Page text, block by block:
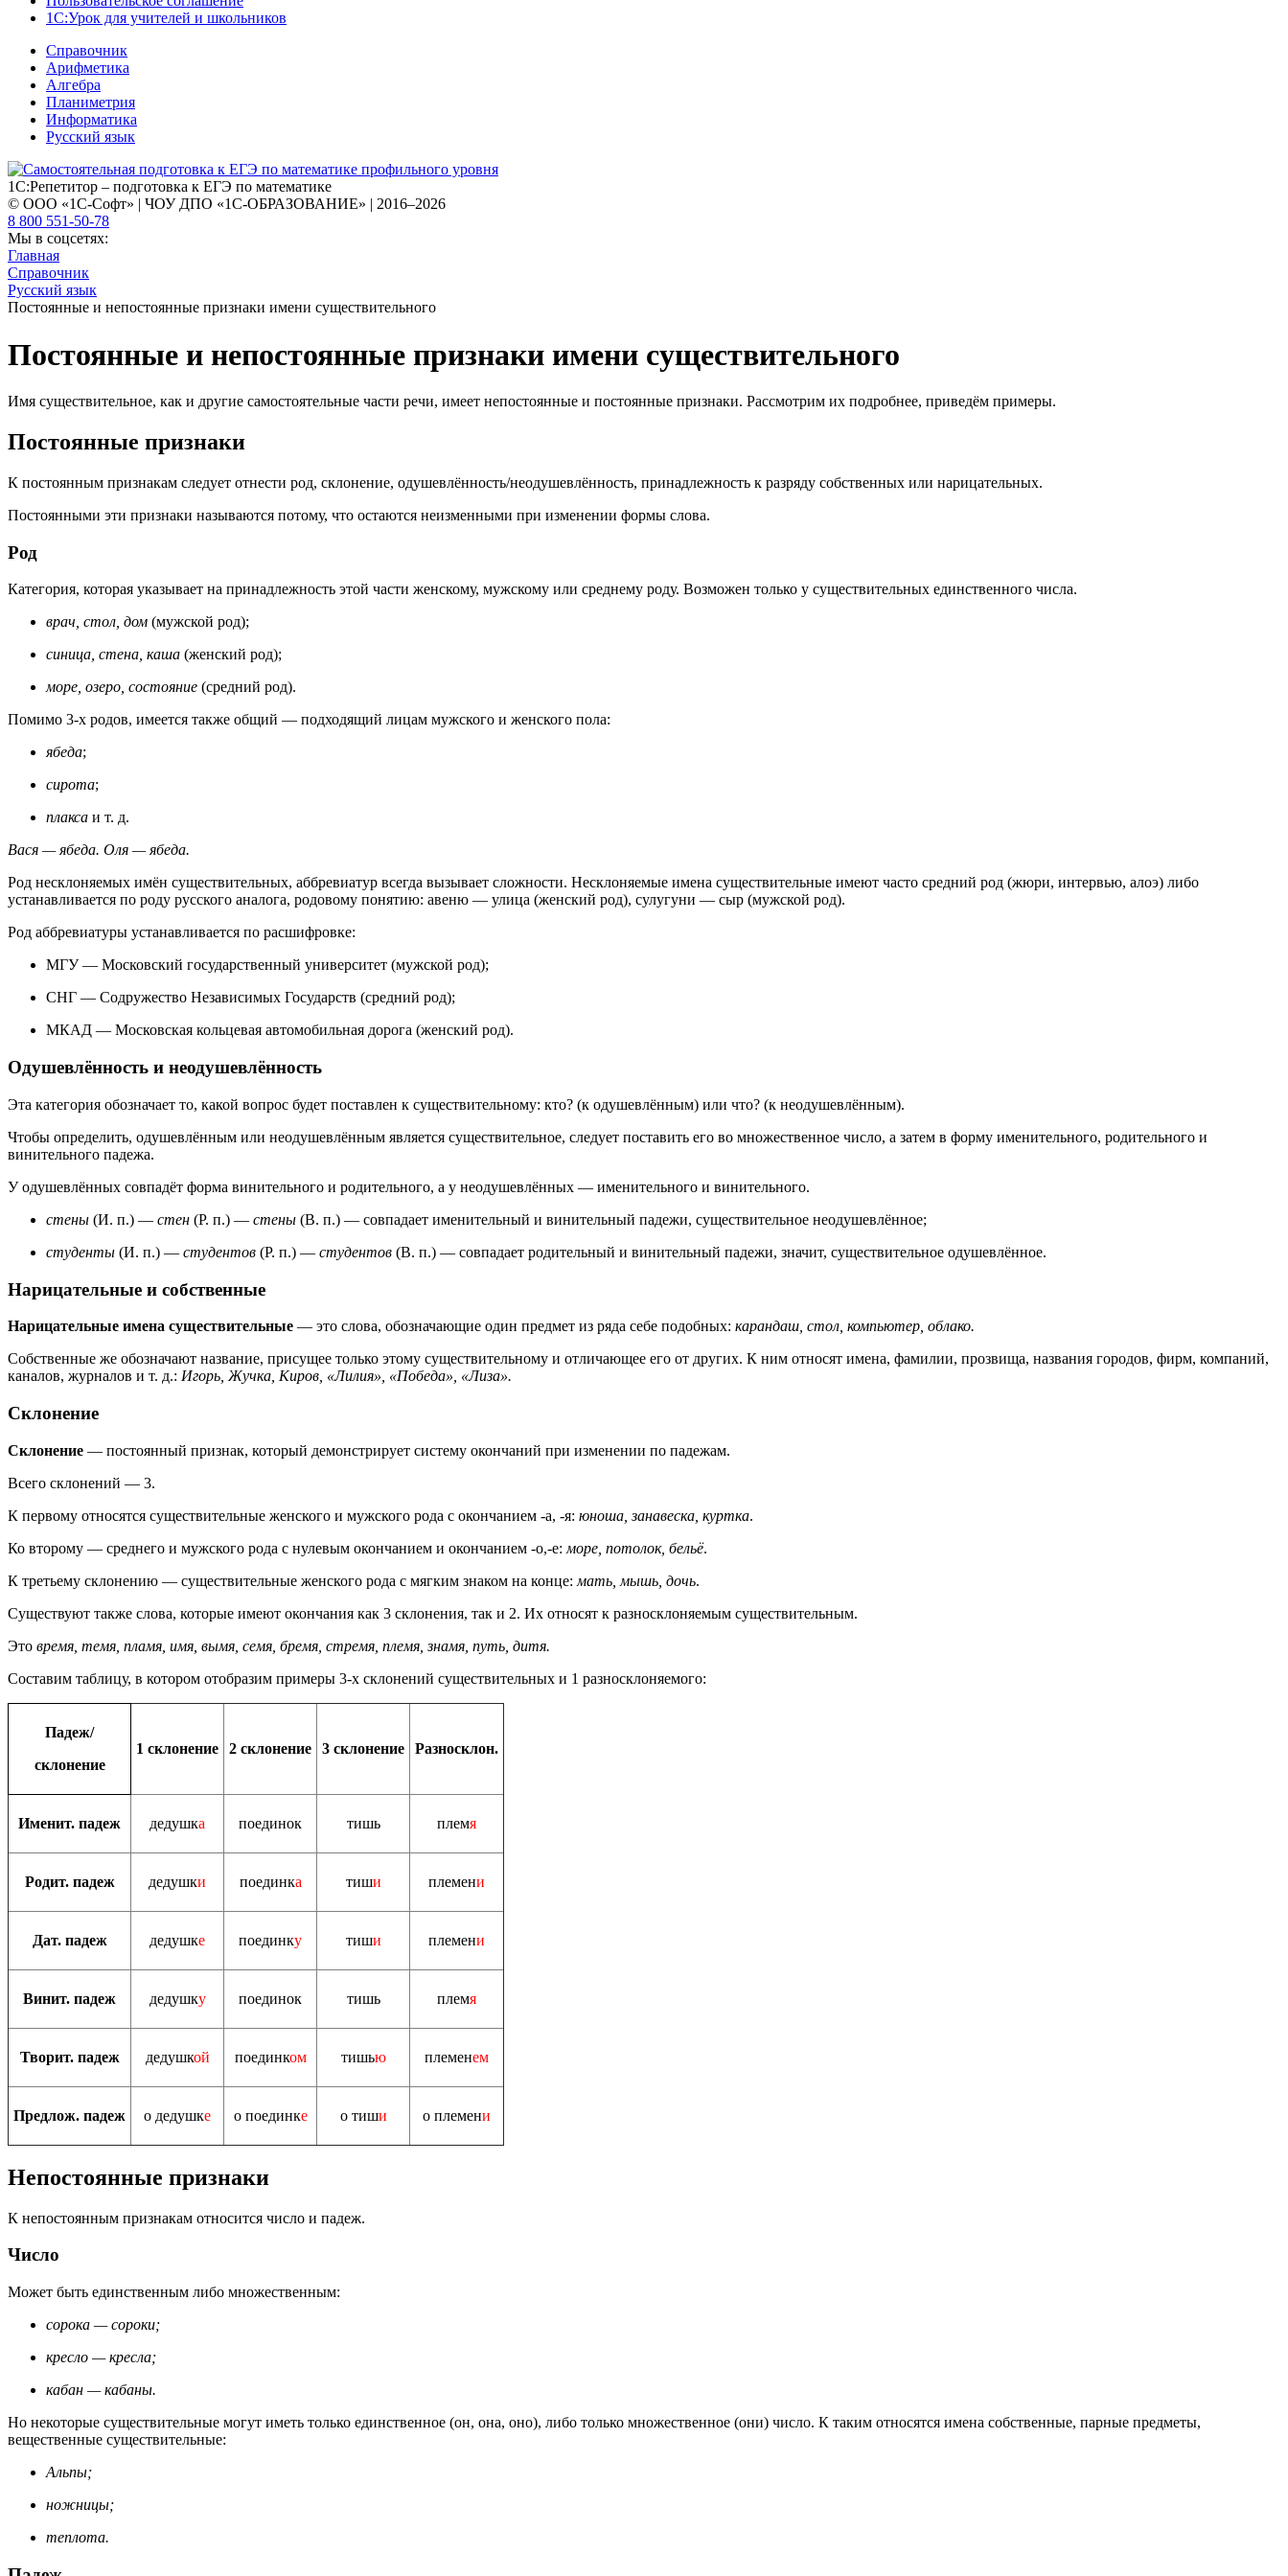
1С:Урок для учителей и школьников
Справочник
Арифметика
Алгебра
Планиметрия
Информатика
Русский язык
1С:Репетитор – подготовка к ЕГЭ по математике
© ООО «1С-Софт» | ЧОУ ДПО «1С-ОБРАЗОВАНИЕ» | 2016–2026
8 800 551-50-78
Мы в соцсетях:
Главная
Справочник
Русский язык
Постоянные и непостоянные признаки имени существительного
Постоянные и непостоянные признаки имени существительного
Имя существительное, как и другие самостоятельные части речи, имеет непостоянные и постоянные признаки. Рассмотрим их подробнее, приведём примеры.
Постоянные признаки
К постоянным признакам следует отнести род, склонение, одушевлённость/неодушевлённость, принадлежность к разряду собственных или нарицательных.
Постоянными эти признаки называются потому, что остаются неизменными при изменении формы слова.
Род
Категория, которая указывает на принадлежность этой части женскому, мужскому или среднему роду. Возможен только у существительных единственного числа.
врач, стол, дом (мужской род);
синица, стена, каша (женский род);
море, озеро, состояние (средний род).
Помимо 3-х родов, имеется также общий — подходящий лицам мужского и женского пола:
ябеда;
сирота;
плакса и т. д.
Вася — ябеда. Оля — ябеда.
Род несклоняемых имён существительных, аббревиатур всегда вызывает сложности. Несклоняемые имена существительные имеют часто средний род (жюри, интервью, алоэ) либо
устанавливается по роду русского аналога, родовому понятию: авеню — улица (женский род), сулугуни — сыр (мужской род).
Род аббревиатуры устанавливается по расшифровке:
МГУ — Московский государственный университет (мужской род);
СНГ — Содружество Независимых Государств (средний род);
МКАД — Московская кольцевая автомобильная дорога (женский род).
Одушевлённость и неодушевлённость
Эта категория обозначает то, какой вопрос будет поставлен к существительному: кто? (к одушевлённым) или что? (к неодушевлённым).
Чтобы определить, одушевлённым или неодушевлённым является существительное, следует поставить его во множественное число, а затем в форму именительного, родительного и
винительного падежа.
У одушевлённых совпадёт форма винительного и родительного, а у неодушевлённых — именительного и винительного.
стены (И. п.) — стен (Р. п.) — стены (В. п.) — совпадает именительный и винительный падежи, существительное неодушевлённое;
студенты (И. п.) — студентов (Р. п.) — студентов (В. п.) — совпадает родительный и винительный падежи, значит, существительное одушевлённое.
Нарицательные и собственные
Нарицательные имена существительные — это слова, обозначающие один предмет из ряда себе подобных: карандаш, стол, компьютер, облако.
Собственные же обозначают название, присущее только этому существительному и отличающее его от других. К ним относят имена, фамилии, прозвища, названия городов, фирм, компаний,
каналов, журналов и т. д.: Игорь, Жучка, Киров, «Лилия», «Победа», «Лиза».
Склонение
Склонение — постоянный признак, который демонстрирует систему окончаний при изменении по падежам.
Всего склонений — 3.
К первому относятся существительные женского и мужского рода с окончанием -а, -я: юноша, занавеска, куртка.
Ко второму — среднего и мужского рода с нулевым окончанием и окончанием -о,-е: море, потолок, бельё.
К третьему склонению — существительные женского рода с мягким знаком на конце: мать, мышь, дочь.
Существуют также слова, которые имеют окончания как 3 склонения, так и 2. Их относят к разносклоняемым существительным.
Это время, темя, пламя, имя, вымя, семя, бремя, стремя, племя, знамя, путь, дитя.
Составим таблицу, в котором отобразим примеры 3-х склонений существительных и 1 разносклоняемого:
Падеж/
склонение
1 склонение 2 склонение 3 склонение Разносклон.
Именит. падеж дедушка поединок тишь племя
Родит. падеж дедушки поединка тиши племени
Дат. падеж дедушке поединку тиши племени
Винит. падеж дедушку поединок тишь племя
Творит. падеж дедушкой поединком тишью племенем
Предлож. падеж о дедушке о поединке о тиши о племени
Непостоянные признаки
К непостоянным признакам относится число и падеж.
Число
Может быть единственным либо множественным:
сорока — сороки;
кресло — кресла;
кабан — кабаны.
Но некоторые существительные могут иметь только единственное (он, она, оно), либо только множественное (они) число. К таким относятся имена собственные, парные предметы,
вещественные существительные:
Альпы;
ножницы;
теплота.